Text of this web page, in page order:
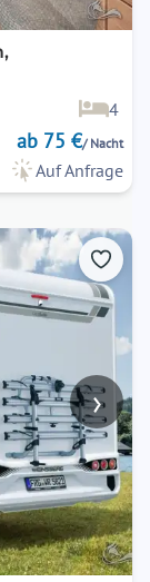
4
ab 75 €/ Nacht
Auf Anfrage
›